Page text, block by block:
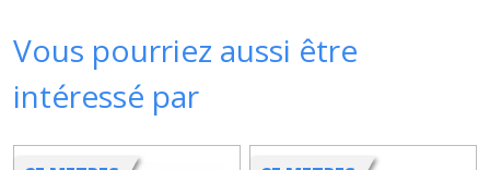
Vous pourriez aussi être
intéressé par